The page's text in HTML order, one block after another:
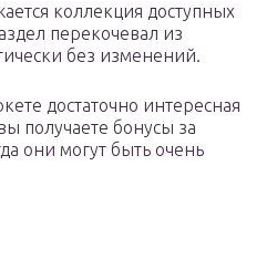
коллекция доступных
перекочевал из
без изменений.
достаточно интересная
получаете бонусы за
они могут быть очень